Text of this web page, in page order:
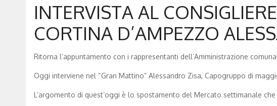
INTERVISTA AL
CORTINA D’AMPEZZO
Ritorna l’appuntamento con i rappresentanti dell’Amministrazione
Oggi interviene nel “Gran Mattino” Alessandro Zisa, Capogruppo di
L’argomento di quest’oggi è lo spostamento del Mercato settimanale